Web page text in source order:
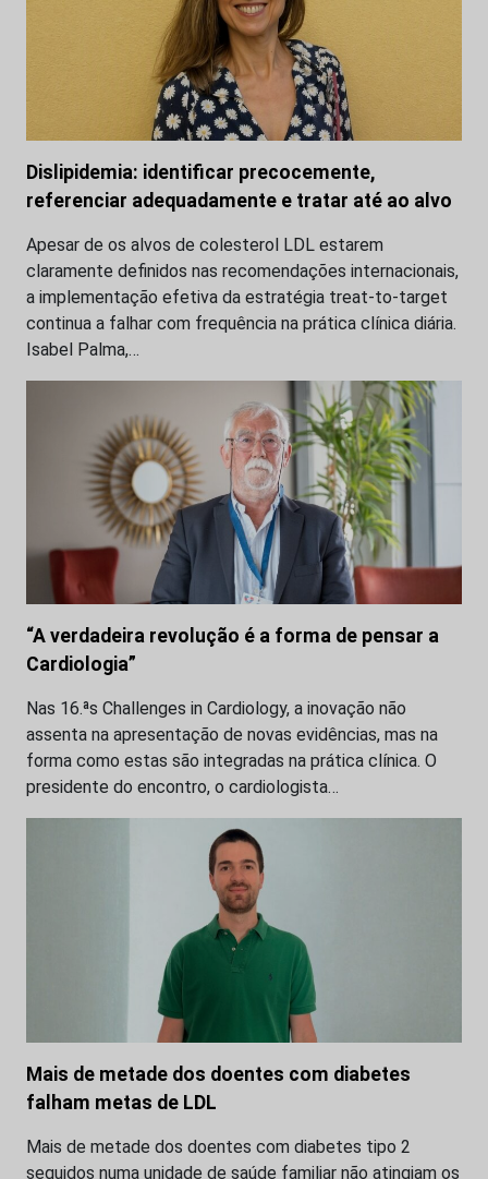
Dislipidemia: identificar precocemente,
referenciar adequadamente e tratar até ao alvo
Apesar de os alvos de colesterol LDL estarem
claramente definidos nas recomendações internacionais,
a implementação efetiva da estratégia treat-to-target
continua a falhar com frequência na prática clínica diária.
Isabel Palma,…
“A verdadeira revolução é a forma de pensar a
Cardiologia”
Nas 16.ªs Challenges in Cardiology, a inovação não
assenta na apresentação de novas evidências, mas na
forma como estas são integradas na prática clínica. O
presidente do encontro, o cardiologista…
Mais de metade dos doentes com diabetes
falham metas de LDL
Mais de metade dos doentes com diabetes tipo 2
seguidos numa unidade de saúde familiar não atingiam os